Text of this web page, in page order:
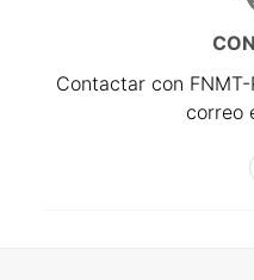
Contactar con
correo